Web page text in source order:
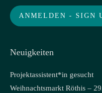
Neuigkeiten
Projektassistent*in gesucht
Weihnachtsmarkt Röthis –